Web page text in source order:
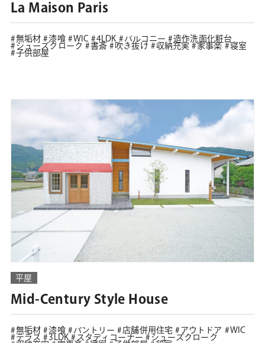
La Maison Paris
無垢材 漆喰 WIC 4LDK バルコニー
造作洗面化粧台
シューズクローク
書斎 吹き抜け 収納充実 家事楽
寝室
子供部屋
平屋
Mid-Century Style House
無垢材 漆喰 パントリー 店舗併用住宅 アウトドア
WIC
テラス
3LDK スタディコーナー
シューズクローク